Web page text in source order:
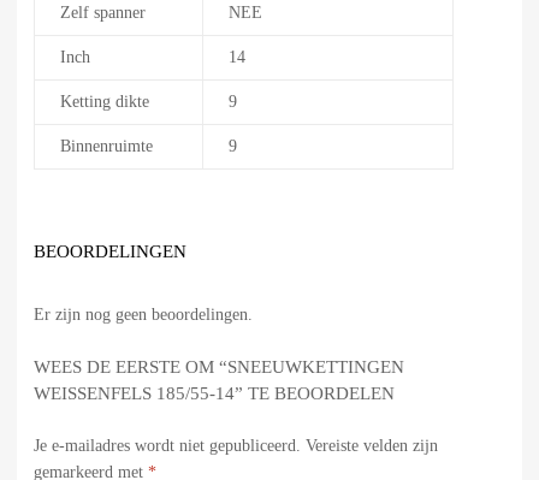
Zelf spanner NEE
Inch 14
Ketting dikte 9
Binnenruimte 9
BEOORDELINGEN
Er zijn nog geen beoordelingen.
WEES DE EERSTE OM “SNEEUWKETTINGEN
WEISSENFELS 185/55-14” TE BEOORDELEN
Je e-mailadres wordt niet gepubliceerd. Vereiste velden zijn
gemarkeerd met *